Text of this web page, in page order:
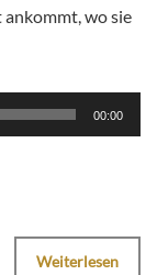
wo sie
00:00
Weiterlesen